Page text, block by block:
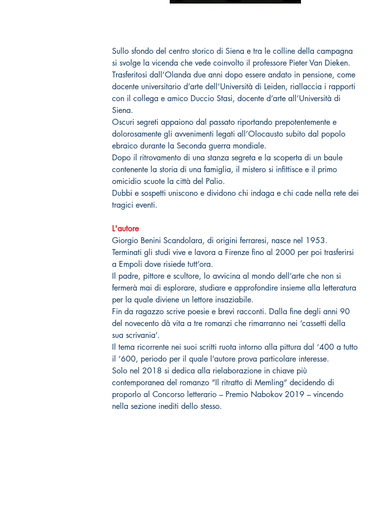
Sullo sfondo del centro storico di Siena e tra le colline della campagna
si svolge la vicenda che vede coinvolto il professore Pieter Van Dieken.
Trasferitosi dall’Olanda due anni dopo essere andato in pensione, come
docente universitario d’arte dell’Università di Leiden, riallaccia i rapporti
con il collega e amico Duccio Stasi, docente d’arte all’Università di
Siena.
Oscuri segreti appaiono dal passato riportando prepotentemente e
dolorosamente gli avvenimenti legati all’Olocausto subito dal popolo
ebraico durante la Seconda guerra mondiale.
Dopo il ritrovamento di una stanza segreta e la scoperta di un baule
contenente la storia di una famiglia, il mistero si infittisce e il primo
omicidio scuote la città del Palio.
Dubbi e sospetti uniscono e dividono chi indaga e chi cade nella rete dei
tragici eventi.
L'autore
Giorgio Benini Scandolara, di origini ferraresi, nasce nel 1953.
Terminati gli studi vive e lavora a Firenze fino al 2000 per poi trasferirsi
a Empoli dove risiede tutt’ora.
Il padre, pittore e scultore, lo avvicina al mondo dell’arte che non si
fermerà mai di esplorare, studiare e approfondire insieme alla letteratura
per la quale diviene un lettore insaziabile.
Fin da ragazzo scrive poesie e brevi racconti. Dalla fine degli anni 90
del novecento dà vita a tre romanzi che rimarranno nei ‘cassetti della
sua scrivania’.
Il tema ricorrente nei suoi scritti ruota intorno alla pittura dal ‘400 a tutto
il ‘600, periodo per il quale l’autore prova particolare interesse.
Solo nel 2018 si dedica alla rielaborazione in chiave più
contemporanea del romanzo “Il ritratto di Memling” decidendo di
proporlo al Concorso letterario – Premio Nabokov 2019 – vincendo
nella sezione inediti dello stesso.